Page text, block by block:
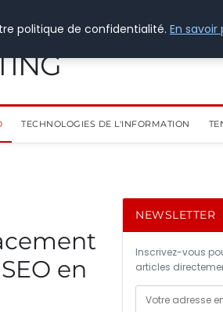
TECHNOLOGIES DE L'INFORMATION
en
NEWSLETTER
Inscrivez-vous
articles
politique de confidentialité. En savoir